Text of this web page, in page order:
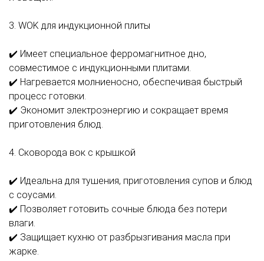
3. WOK для индукционной плиты
✔️ Имеет специальное ферромагнитное дно,
совместимое с индукционными плитами.
✔️ Нагревается молниеносно, обеспечивая быстрый
процесс готовки.
✔️ Экономит электроэнергию и сокращает время
приготовления блюд.
4. Сковорода вок с крышкой
✔️ Идеальна для тушения, приготовления супов и блюд
с соусами.
✔️ Позволяет готовить сочные блюда без потери
влаги.
✔️ Защищает кухню от разбрызгивания масла при
жарке.